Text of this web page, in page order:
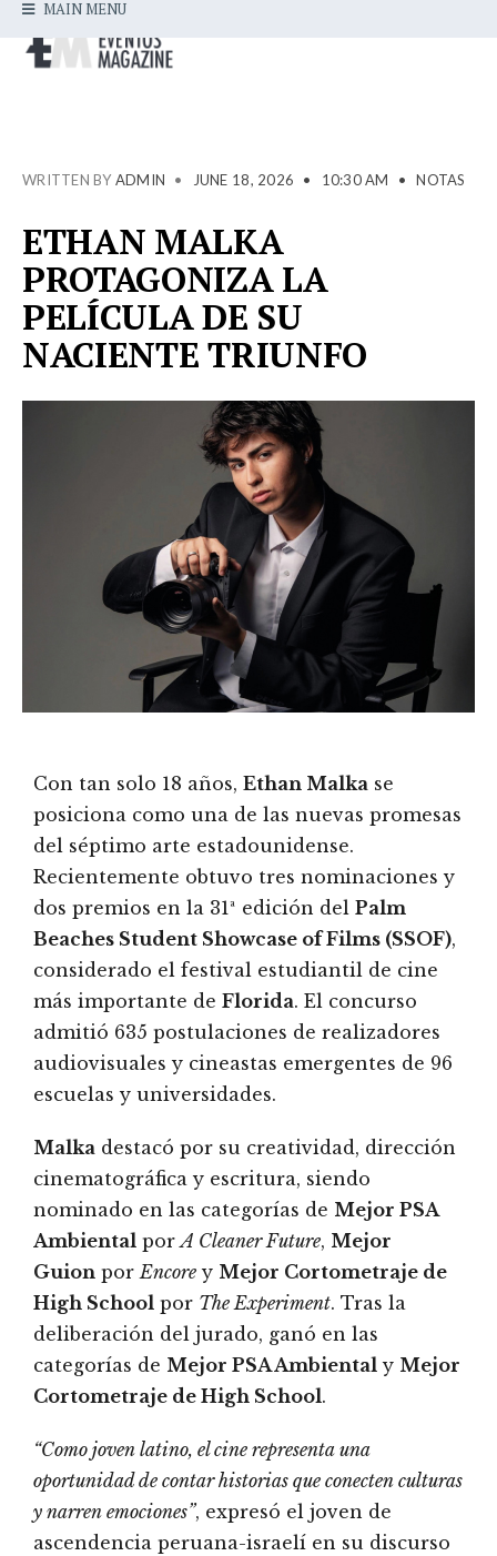
MAIN MENU
WRITTEN BY ADMIN • JUNE 18, 2026 • 10:30 AM • NOTAS
ETHAN MALKA
PROTAGONIZA LA
PELÍCULA DE SU
NACIENTE TRIUNFO
Con tan solo 18 años, Ethan Malka se
posiciona como una de las nuevas promesas
del séptimo arte estadounidense.
Recientemente obtuvo tres nominaciones y
dos premios en la 31ª edición del Palm
Beaches Student Showcase of Films (SSOF),
considerado el festival estudiantil de cine
más importante de Florida. El concurso
admitió 635 postulaciones de realizadores
audiovisuales y cineastas emergentes de 96
escuelas y universidades.
Malka destacó por su creatividad, dirección
cinematográfica y escritura, siendo
nominado en las categorías de Mejor PSA
Ambiental porA Cleaner Future, Mejor
Guion porEncore y Mejor Cortometraje de
High School por The Experiment. Tras la
deliberación del jurado, ganó en las
categorías de Mejor PSA Ambiental y Mejor
Cortometraje de High School.
“Como joven latino, el cine representa una
oportunidad de contar historias que conecten culturas
y narren emociones”, expresó el joven de
ascendencia peruana-israelí en su discurso